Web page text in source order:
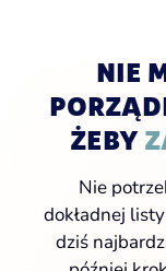
NIE
ŻEBY
Nie
dokładnej
dziś